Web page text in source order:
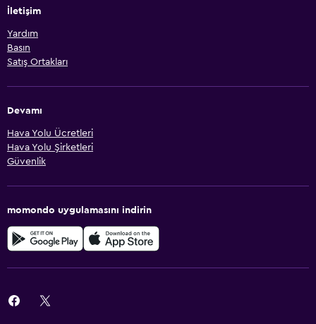
İletişim
Yardım
Basın
Satış Ortakları
Devamı
Hava Yolu Ücretleri
Hava Yolu Şirketleri
Güvenlik
momondo uygulamasını indirin